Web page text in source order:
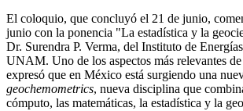
El coloquio, que concluyó el 21 de junio,
junio con la ponencia "La estadística y la
Dr. Surendra P. Verma, del Instituto de
UNAM. Uno de los aspectos más relevantes
expresó que en México está surgiendo una
geochemometrics, nueva disciplina que
cómputo, las matemáticas, la estadística y la